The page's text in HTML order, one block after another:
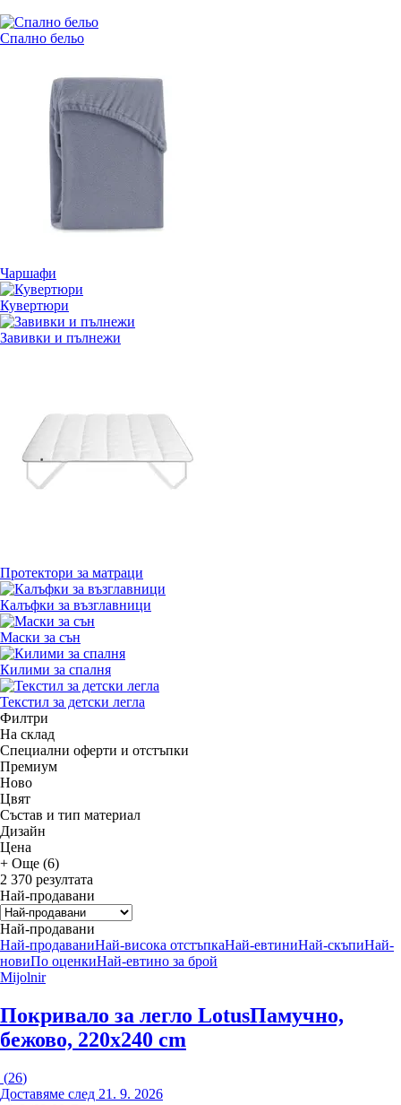
Спално бельо
Чаршафи
Кувертюри
Завивки и пълнежи
Протектори за матраци
Калъфки за възглавници
Маски за сън
Килими за спалня
Текстил за детски легла
Филтри
На склад
Специални оферти и отстъпки
Премиум
Новo
Цвят
Състав и тип материал
Дизайн
Цена
+ Още (6)
2 370 резултата
Най-продавани
Най-продавани
Най-продаваниНай-висока отстъпкаНай-евтиниНай-скъпиНай-
новиПо оценкиНай-евтино за брой
Mijolnir
Покривало за легло LotusПамучно,
бежово, 220x240 cm
(26)
Доставяме след 21. 9. 2026